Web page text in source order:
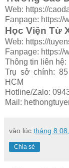
Web: https://
Fanpage: https://
Học Viện Từ
Web: https://
Fanpage: https://
Thông tin liên hệ:
Trụ sở chính:
HCM
Hotline/Zalo:
Mail:
vào lúc tháng 8
Chia sẻ